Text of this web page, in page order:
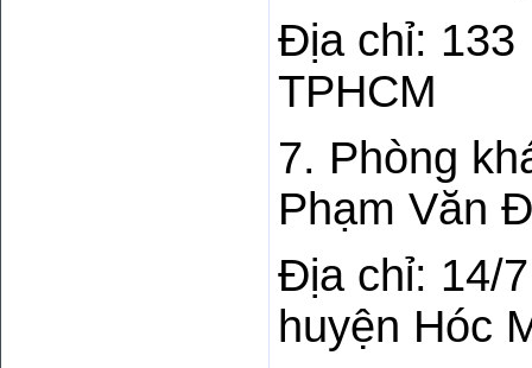
Địa chỉ: 133
TPHCM
7. Phòng
Phạm Văn
Địa chỉ: 14/
huyện Hóc